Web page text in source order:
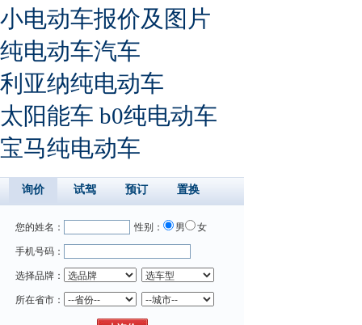
小电动车报价及图片
纯电动车汽车
利亚纳纯电动车
太阳能车 b0纯电动车
宝马纯电动车
询价 试驾 预订 置换
您的姓名： 性别： 男 女
手机号码：
选择品牌：
所在省市：